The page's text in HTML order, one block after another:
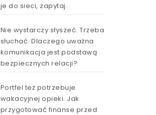
je do sieci, zapytaj.
Nie wystarczy słyszeć. Trzeba
słuchać. Dlaczego uważna
komunikacja jest podstawą
bezpiecznych relacji?
Portfel też potrzebuje
wakacyjnej opieki. Jak
przygotować finanse przed